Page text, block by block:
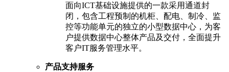
面向ICT基础设施提供的一款采用通道封
闭，包含工程预制的机柜、配电、制冷、监
控等功能单元的独立的小型数据中心，为客
户提供数据中心整体产品及交付，全面提升
客户IT服务管理水平。
产品支持服务